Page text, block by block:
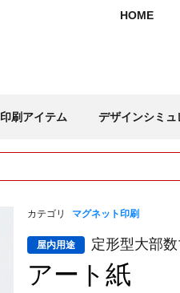
HOME
印刷アイテム デザインシミュ
カテゴリ マグネット印刷
屋内用途 定形型大部
アート紙